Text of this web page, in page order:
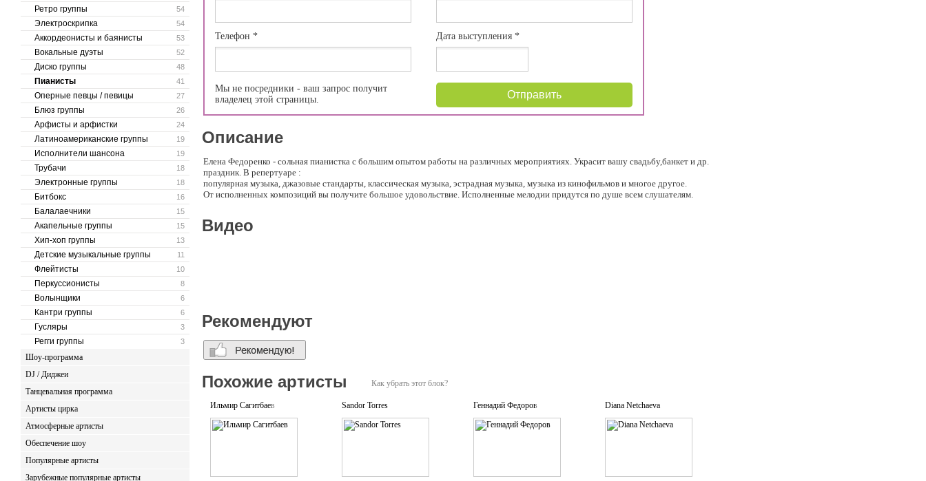
54
Ретро группы
54
Электроскрипка
53
Аккордеонисты и баянисты
52
Вокальные дуэты
48
Диско группы
41
Пианисты
27
Оперные певцы / певицы
26
Блюз группы
24
Арфисты и арфистки
19
Латиноамериканские группы
19
Исполнители шансона
18
Трубачи
18
Электронные группы
16
Битбокс
15
Балалаечники
15
Акапельные группы
13
Хип-хоп группы
11
Детские музыкальные группы
10
Флейтисты
8
Перкуссионисты
6
Волынщики
6
Кантри группы
3
Гусляры
3
Регги группы
Шоу-программа
DJ / Диджеи
Танцевальная программа
Артисты цирка
Атмосферные артисты
Обеспечение шоу
Популярные артисты
Зарубежные популярные артисты
Телефон *
Мы не посредники - ваш запрос получит
владелец этой страницы.
Дата выступления*
Отправить
Описание
Елена Федоренко - сольная пианистка с большим опытом работы на различных мероприятиях. Украсит вашу свадьбу,банкет и др.
праздник. В репертуаре :
популярная музыка, джазовые стандарты, классическая музыка, эстрадная музыка, музыка из кинофильмов и многое другое.
От исполненных композиций вы получите большое удовольствие. Исполненные мелодии придутся по душе всем слушателям.
Видео
Рекомендуют
Как убрать этот блок?
Похожие артисты
Ильмир Сагитбаев Sandor Torres Геннадий Федоров Diana Netchaeva